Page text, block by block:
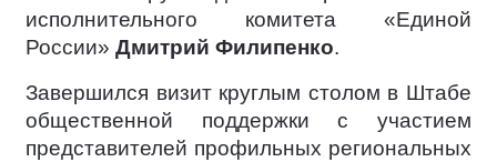
исполнительного комитета «Единой
России» Дмитрий Филипенко.
Завершился визит круглым столом в Штабе
общественной поддержки с участием
представителей профильных региональных